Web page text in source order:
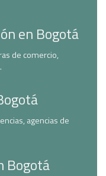
en Bogotá
de comercio,
agencias de
Bogotá